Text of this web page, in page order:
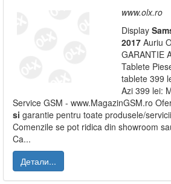
www.olx.ro
Display
2017 Auriu
GARANTIE
Tablete
tablete 399
Azi 399 lei:
Service GSM - www.MagazinGSM.ro
si garantie pentru toate produsele/
Comenzile se pot ridica din showroom
Ca...
Детали...